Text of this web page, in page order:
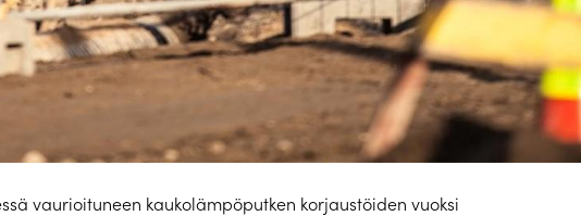
vaurioituneen kaukolämpöputken korjaustöiden vuoksi